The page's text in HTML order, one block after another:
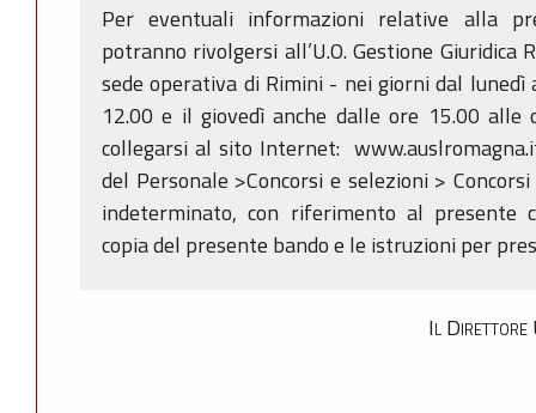
Per eventuali informazioni relative alla
potranno rivolgersi all’U.O. Gestione Giuridica
sede operativa di Rimini - nei giorni dal
12.00 e il giovedì anche dalle ore 15.00
collegarsi al sito Internet:
del Personale >Concorsi e selezioni >
indeterminato, con riferimento al presente
copia del presente bando e le istruzioni per
Il Direttore